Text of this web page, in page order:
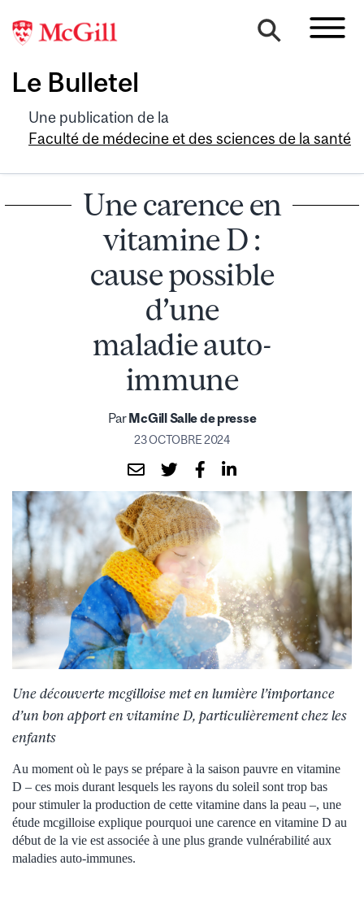
Le Bulletel
Une publication de la
Faculté de médecine et des sciences de la santé
Une carence en
vitamine D :
cause possible
d’une
maladie auto-
immune
ParMcGill Salle de presse
23 OCTOBRE 2024
Une découverte mcgilloise met en lumière l’importance
d’un bon apport en vitamine D, particulièrement chez les
enfants
Au moment où le pays se prépare à la saison pauvre en vitamine
D – ces mois durant lesquels les rayons du soleil sont trop bas
pour stimuler la production de cette vitamine dans la peau –, une
étude mcgilloise explique pourquoi une carence en vitamine D au
début de la vie est associée à une plus grande vulnérabilité aux
maladies auto-immunes.